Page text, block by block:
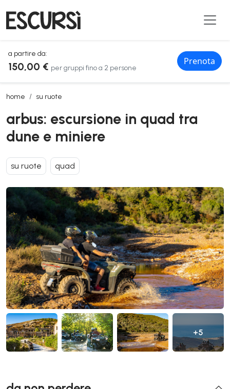
a partire da:
150,00 € per gruppi fino a 2 persone
Prenota
home su ruote
arbus: escursione in quad tra dune e miniere
arbus: escursione in quad tra
dune e miniere
su ruote quad
+5